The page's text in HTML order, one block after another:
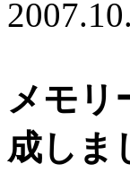
メモリ
成しま